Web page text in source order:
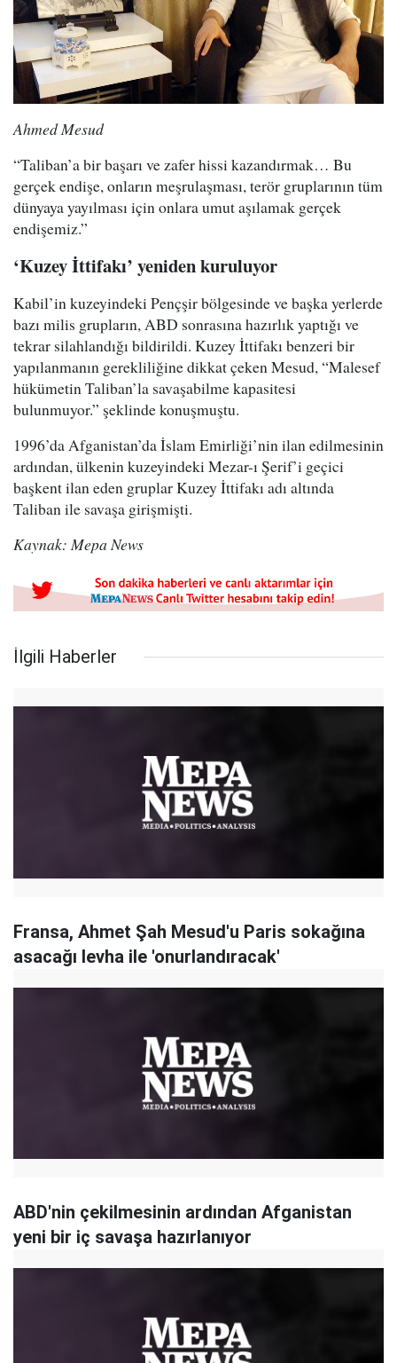
Ahmed Mesud
“Taliban’a bir başarı ve zafer hissi kazandırmak… Bu
gerçek endişe, onların meşrulaşması, terör gruplarının tüm
dünyaya yayılması için onlara umut aşılamak gerçek
endişemiz.”
‘Kuzey İttifakı’ yeniden kuruluyor
Kabil’in kuzeyindeki Pençşir bölgesinde ve başka yerlerde
bazı milis grupların, ABD sonrasına hazırlık yaptığı ve
tekrar silahlandığı bildirildi. Kuzey İttifakı benzeri bir
yapılanmanın gerekliliğine dikkat çeken Mesud, “Malesef
hükümetin Taliban’la savaşabilme kapasitesi
bulunmuyor.” şeklinde konuşmuştu.
1996’da Afganistan’da İslam Emirliği’nin ilan edilmesinin
ardından, ülkenin kuzeyindeki Mezar-ı Şerif’i geçici
başkent ilan eden gruplar Kuzey İttifakı adı altında
Taliban ile savaşa girişmişti.
Kaynak: Mepa News
İlgili Haberler
Fransa, Ahmet Şah Mesud'u Paris sokağına
asacağı levha ile 'onurlandıracak'
ABD'nin çekilmesinin ardından Afganistan
yeni bir iç savaşa hazırlanıyor